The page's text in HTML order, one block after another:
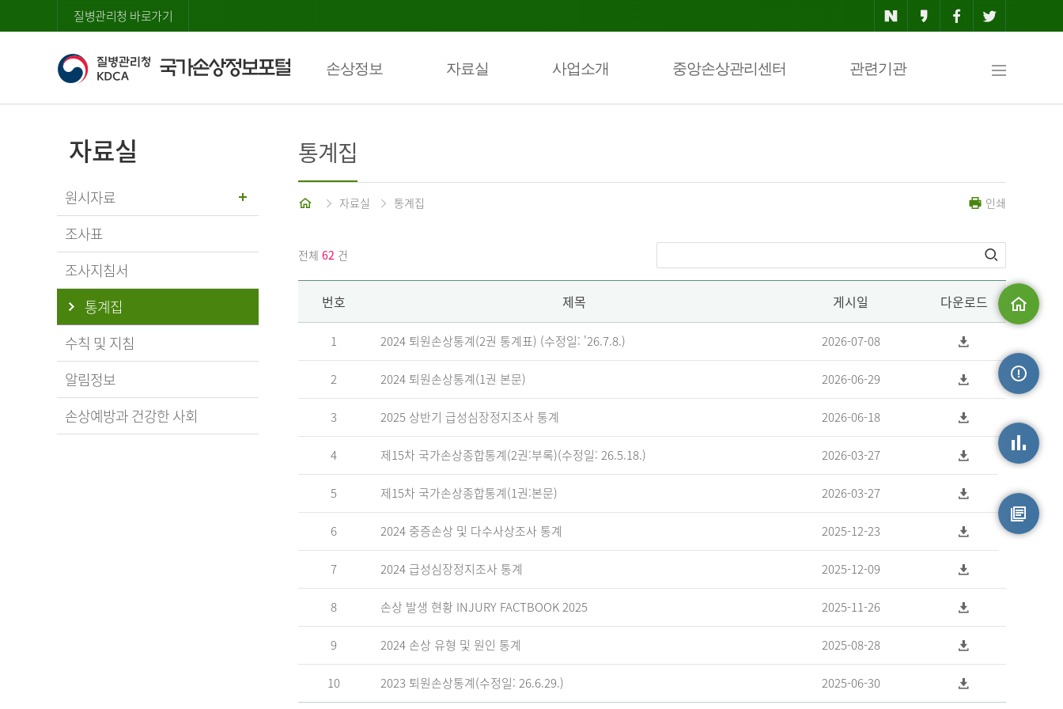
질병관리청 바로가기
손상정보 자료실 사업소개 중앙손상관리센터 관련기관
맵
자료실
원시자료
조사표
조사지침서
통계집
수칙 및 지침
알림정보
손상예방과 건강한 사회
통계집
홈 자료실 통계집 인쇄
전체 62 건
번호 제목 게시일 다운로드
1 2024 퇴원손상통계(2권 통계표) (수정일: '26.7.8.) 2026-07-08
2 2024 퇴원손상통계(1권 본문) 2026-06-29
3 2025 상반기 급성심장정지조사 통계 2026-06-18
4 제15차 국가손상종합통계(2권:부록)(수정일: 26.5.18.) 2026-03-27
5 제15차 국가손상종합통계(1권:본문) 2026-03-27
6 2024 중증손상 및 다수사상조사 통계 2025-12-23
7 2024 급성심장정지조사 통계 2025-12-09
8 손상 발생 현황 INJURY FACTBOOK 2025 2025-11-26
9 2024 손상 유형 및 원인 통계 2025-08-28
10 2023 퇴원손상통계(수정일: 26.6.29.) 2025-06-30